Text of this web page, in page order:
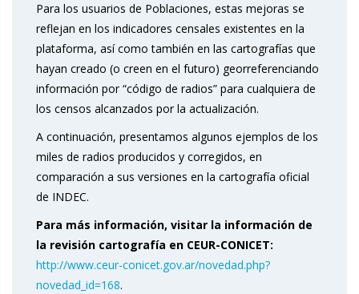
Para los usuarios de Poblaciones, estas mejoras se
reflejan en los indicadores censales existentes en la
plataforma, así como también en las cartografías que
hayan creado (o creen en el futuro) georreferenciando
información por “código de radios” para cualquiera de
los censos alcanzados por la actualización.
A continuación, presentamos algunos ejemplos de los
miles de radios producidos y corregidos, en
comparación a sus versiones en la cartografía oficial
de INDEC.
Para más información, visitar la información de
la revisión cartografía en CEUR-CONICET:
http://www.ceur-conicet.gov.ar/novedad.php?
novedad_id=168.